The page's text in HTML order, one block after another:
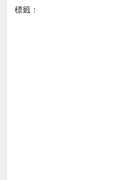
標籤：